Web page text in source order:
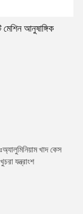
আনুষাঙ্গিক
খাদ কেস
যন্ত্রাংশ